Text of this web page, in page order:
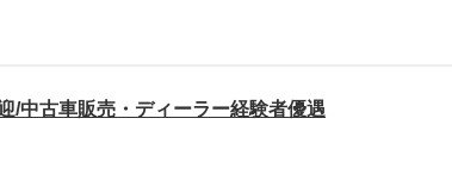
/中古車販売・ディーラー経験者優遇